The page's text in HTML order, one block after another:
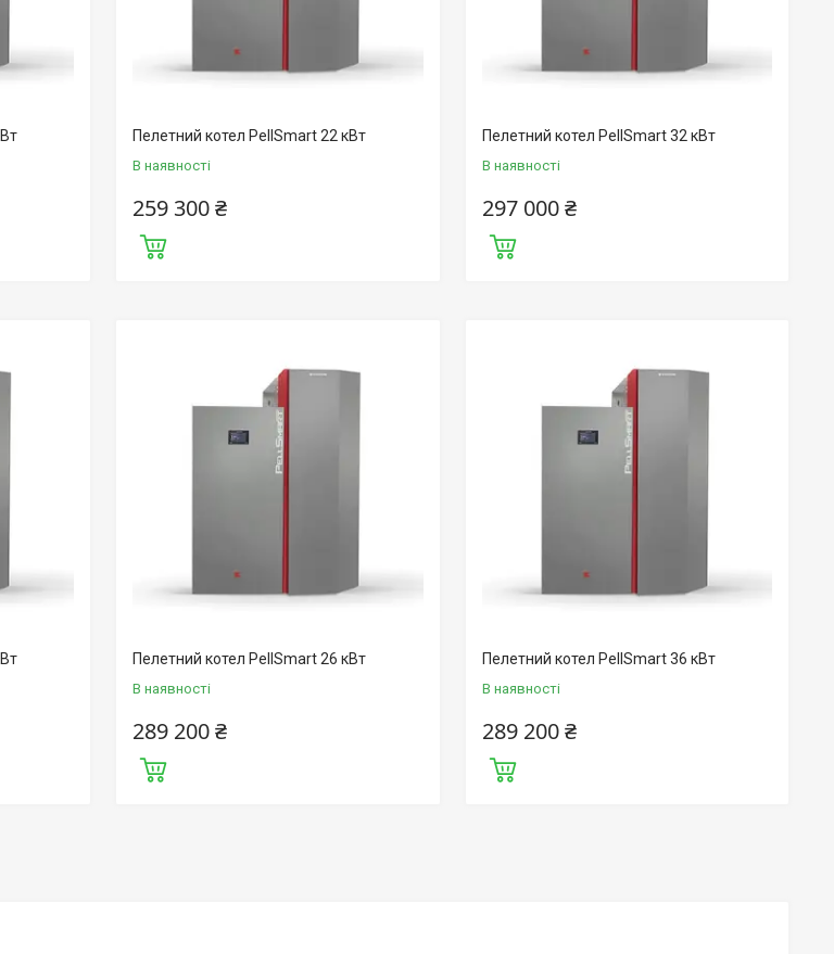
Пелетний котел PellSmart 22 кВт
В наявності
259 300 ₴
Пелетний котел PellSmart 32 кВт
В наявності
297 000 ₴
Пелетний котел PellSmart 26 кВт
В наявності
289 200 ₴
Пелетний котел PellSmart 36 кВт
В наявності
289 200 ₴